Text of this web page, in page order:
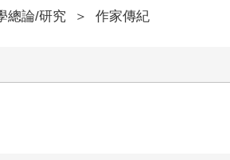
棄疾南歸宋朝前就已經去世，後來被
棄疾」，可能是幼年身體欠佳，父母
沒有多少記載。如今僅能在辛棄疾的詩
總論/研究 ＞ 作家傳紀